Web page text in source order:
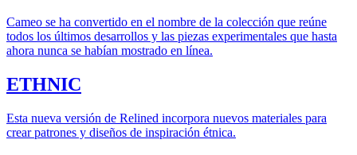
Cameo se ha convertido en el nombre de la colección que reúne
todos los últimos desarrollos y las piezas experimentales que hasta
ahora nunca se habían mostrado en línea.
ETHNIC
Esta nueva versión de Relined incorpora nuevos materiales para
crear patrones y diseños de inspiración étnica.